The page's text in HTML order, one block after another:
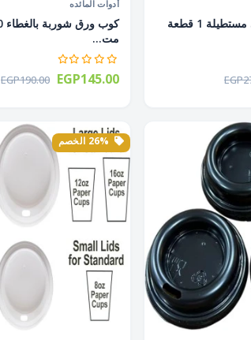
حافظة حلويات مينى مستطيلة 1 قطعة
أدوات المائده
مت...
EGP190.00 EGP145.00